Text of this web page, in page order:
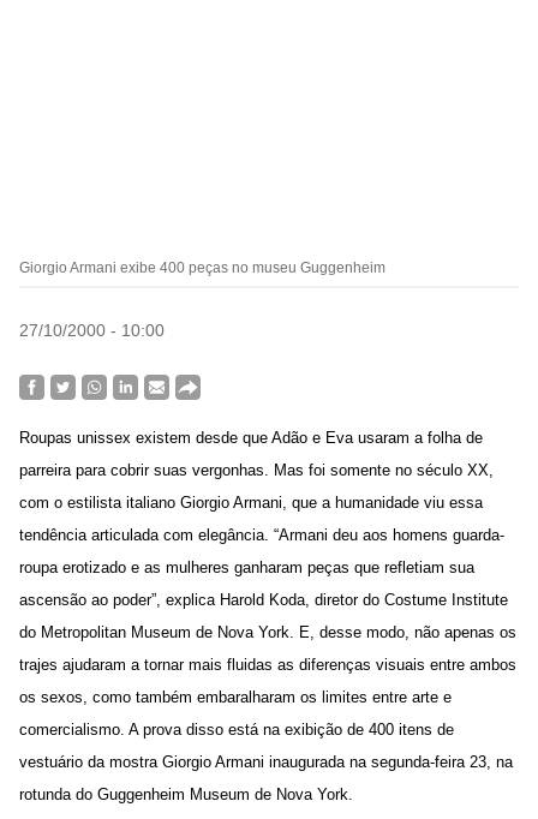
Giorgio Armani exibe 400 peças no museu Guggenheim
27/10/2000 - 10:00
Roupas unissex existem desde que Adão e Eva usaram a folha de
parreira para cobrir suas vergonhas. Mas foi somente no século XX,
com o estilista italiano Giorgio Armani, que a humanidade viu essa
tendência articulada com elegância. “Armani deu aos homens guarda-
roupa erotizado e as mulheres ganharam peças que refletiam sua
ascensão ao poder”, explica Harold Koda, diretor do Costume Institute
do Metropolitan Museum de Nova York. E, desse modo, não apenas os
trajes ajudaram a tornar mais fluidas as diferenças visuais entre ambos
os sexos, como também embaralharam os limites entre arte e
comercialismo. A prova disso está na exibição de 400 itens de
vestuário da mostra Giorgio Armani inaugurada na segunda-feira 23, na
rotunda do Guggenheim Museum de Nova York.